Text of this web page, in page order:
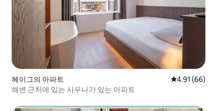
헤이그의 아파트 평점 4.91점(5
4.91 (66)
해변 근처에 있는 사우나가 있는 아파트